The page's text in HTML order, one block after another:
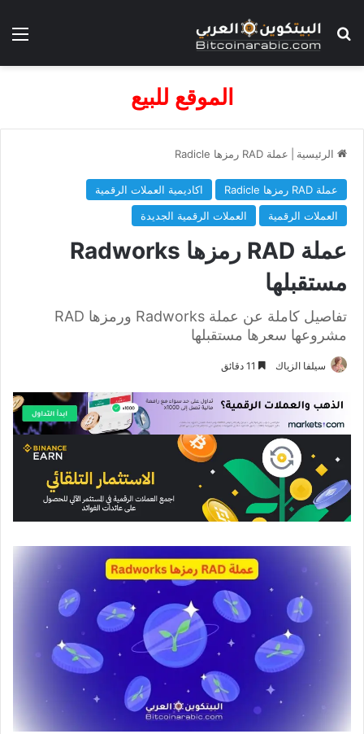
بحث عن
الموقع للبيع
الرئيسية عملة RAD رمزها Radicle
عملة RAD رمزها Radicle
اكاديمية العملات الرقمية
العملات الرقمية
العملات الرقمية الجديدة
عملة RAD رمزها Radworks
مستقبلها
تفاصيل كاملة عن عملة Radworks ورمزها RAD
مشروعها سعرها مستقبلها
سيلفا الزياك